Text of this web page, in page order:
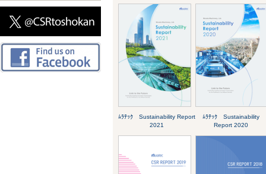
ﾑﾗﾃｯｸ Sustainability Report
2021
ﾑﾗﾃｯｸ Sustainability
Report 2020